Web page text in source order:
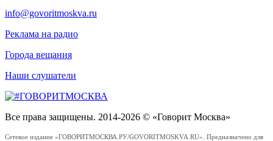
info@govoritmoskva.ru
Реклама на радио
Города вещания
Наши слушатели
Все права защищены. 2014-2026 © «Говорит Москва»
Сетевое издание «ГОВОРИТМОСКВА.РУ/GOVORITMOSKVA.RU». Предназначено для